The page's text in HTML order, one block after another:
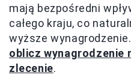
mają bezpośredni
całego kraju, co
wyższe
oblicz wynagrodzenie
zlecenie.